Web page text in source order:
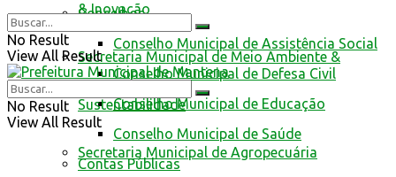
Conselhos
Conselho Municipal de Assistência Social
Conselho Municipal de Defesa Civil
Conselho Municipal de Educação
Conselho Municipal de Saúde
Contas Públicas
& Inovação
Secretaria Municipal de Meio Ambiente &
Sustentabilidade
Secretaria Municipal de Agropecuária
No Result
View All Result
No Result
View All Result